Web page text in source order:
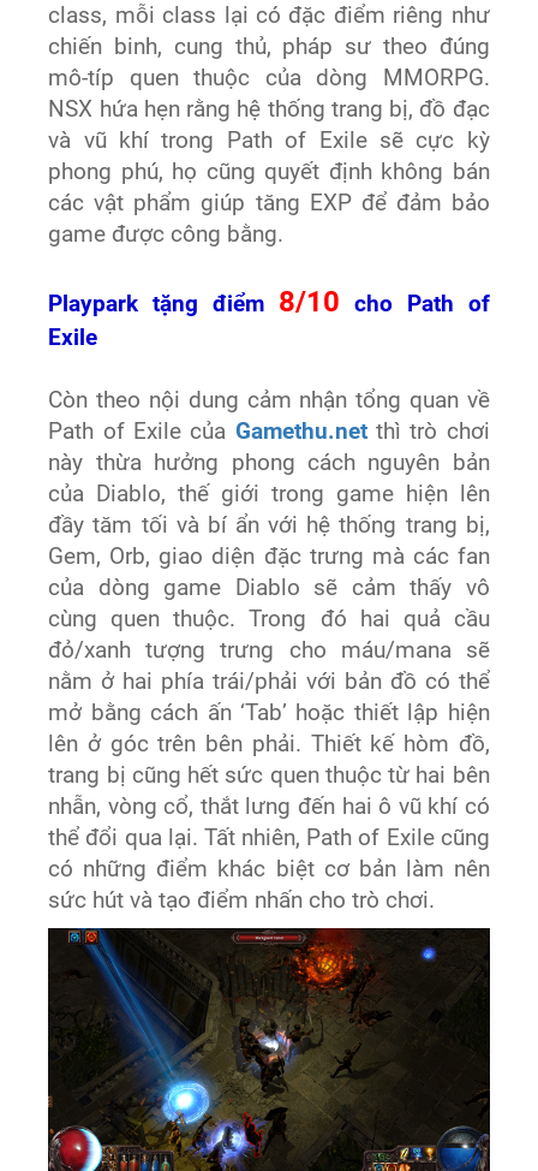
class, mỗi class lại có đặc điểm riêng như
chiến binh, cung thủ, pháp sư theo đúng
mô-típ quen thuộc của dòng MMORPG.
NSX hứa hẹn rằng hệ thống trang bị, đồ đạc
và vũ khí trong Path of Exile sẽ cực kỳ
phong phú, họ cũng quyết định không bán
các vật phẩm giúp tăng EXP để đảm bảo
game được công bằng.
Playpark tặng điểm 8/10 cho Path of
Exile
Còn theo nội dung cảm nhận tổng quan về
Path of Exile của Gamethu.netthì trò chơi
này thừa hưởng phong cách nguyên bản
của Diablo, thế giới trong game hiện lên
đầy tăm tối và bí ẩn với hệ thống trang bị,
Gem, Orb, giao diện đặc trưng mà các fan
của dòng game Diablo sẽ cảm thấy vô
cùng quen thuộc. Trong đó hai quả cầu
đỏ/xanh tượng trưng cho máu/mana sẽ
nằm ở hai phía trái/phải với bản đồ có thể
mở bằng cách ấn ‘Tab’ hoặc thiết lập hiện
lên ở góc trên bên phải. Thiết kế hòm đồ,
trang bị cũng hết sức quen thuộc từ hai bên
nhẫn, vòng cổ, thắt lưng đến hai ô vũ khí có
thể đổi qua lại. Tất nhiên, Path of Exile cũng
có những điểm khác biệt cơ bản làm nên
sức hút và tạo điểm nhấn cho trò chơi.